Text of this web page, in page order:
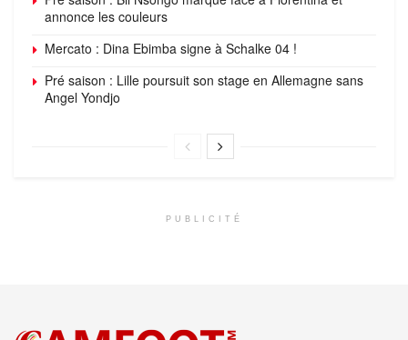
annonce les couleurs
Mercato : Dina Ebimba signe à Schalke 04 !
Pré saison : Lille poursuit son stage en Allemagne sans
Angel Yondjo
PUBLICITÉ